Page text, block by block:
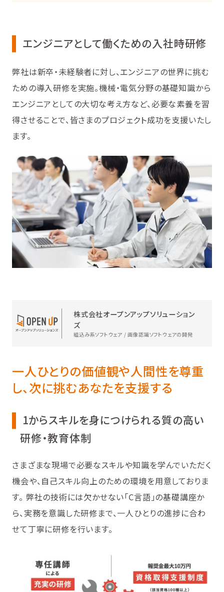
エンジニアとして働くための入社時研修
弊社は新卒・未経験者に対し、エンジニアの世界に挑む
ための導入研修を実施。機械・電気分野の基礎知識から
エンジニアとしての大切な考え方など、必要な素養を習
得させることで、皆さまのプロジェクト成功を支援いたし
ます。
株式会社オープンアップソリューション
ズ
組込み系ソフトウェア / 画像認識ソフトウェアの開発
一人ひとりの価値観や人間性を尊重
し、次に挑むあなたを支援する
1からスキルを身につけられる質の高い
研修・教育体制
さまざまな現場で必要なスキルや知識を学んでいただく
機会や、自己スキル向上のための環境を用意しておりま
す。 弊社の技術には欠かせない「C言語」の基礎講座か
ら、実務を意識した研修まで、一人ひとりの進捗に合わ
せて丁寧に研修を行います。